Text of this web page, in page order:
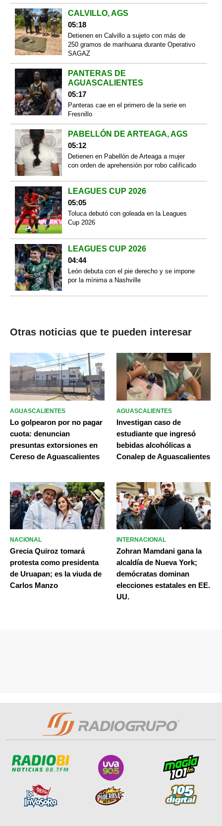
CALVILLO, AGS
05:18
Detienen en Calvillo a sujeto con más de
250 gramos de marihuana durante Operativo
SAGAZ
PANTERAS DE
AGUASCALIENTES
05:17
Panteras cae en el primero de la serie en
Fresnillo
PABELLÓN DE ARTEAGA, AGS
05:12
Detienen en Pabellón de Arteaga a mujer
con orden de aprehensión por robo calificado
LEAGUES CUP 2026
05:05
Toluca debutó con goleada en la Leagues
Cup 2026
LEAGUES CUP 2026
04:44
León debuta con el pie derecho y se impone
por la mínima a Nashville
Otras noticias que te pueden interesar
AGUASCALIENTES
Lo golpearon por no pagar
cuota: denuncian
presuntas extorsiones en
Cereso de Aguascalientes
AGUASCALIENTES
Investigan caso de
estudiante que ingresó
bebidas alcohólicas a
Conalep de Aguascalientes
NACIONAL
Grecia Quiroz tomará
protesta como presidenta
de Uruapan; es la viuda de
Carlos Manzo
INTERNACIONAL
Zohran Mamdani gana la
alcaldía de Nueva York;
demócratas dominan
elecciones estatales en EE.
UU.